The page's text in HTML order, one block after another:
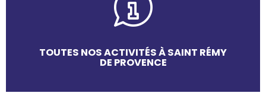
TOUTES NOS ACTIVITÉS À SAINT RÉMY
DE PROVENCE